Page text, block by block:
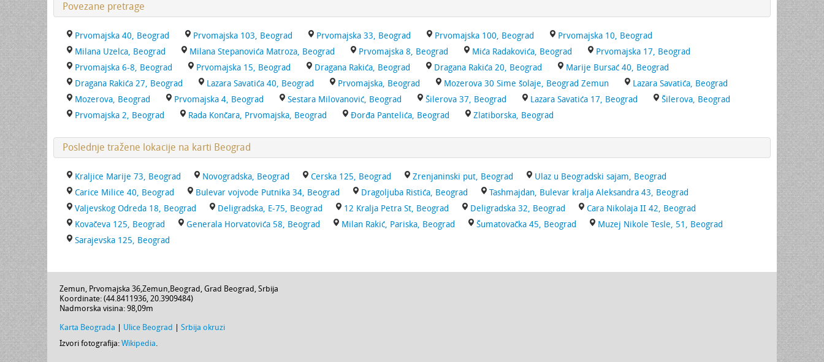
Povezane pretrage
Prvomajska 40, Beograd Prvomajska 103, Beograd Prvomajska 33, Beograd Prvomajska 100, Beograd
Prvomajska 10, Beograd
Milana Uzelca, Beograd
Milana Stepanovića Matroza, Beograd Prvomajska 8, Beograd Mića Radakovića, Beograd
Prvomajska 17, Beograd
Prvomajska 6-8, Beograd
Prvomajska 15, Beograd Dragana Rakića, Beograd Dragana Rakića 20, Beograd
Marije Bursać 40, Beograd
Dragana Rakića 27, Beograd
Lazara Savatića 40, Beograd Prvomajska, Beograd Mozerova 30 Sime šolaje, Beograd Zemun
Lazara Savatića, Beograd
Mozerova, Beograd
Prvomajska 4, Beograd Sestara Milovanović, Beograd Šilerova 37, Beograd Lazara Savatića 17, Beograd
Šilerova, Beograd
Prvomajska 2, Beograd
Rada Končara, Prvomajska, Beograd Đorđa Pantelića, Beograd Zlatiborska, Beograd
Poslednje tražene lokacije na karti Beograd
Kraljice Marije 73, Beograd Novogradska, Beograd Cerska 125, Beograd Zrenjaninski put, Beograd
Ulaz u Beogradski sajam, Beograd
Carice Milice 40, Beograd
Bulevar vojvode Putnika 34, Beograd Dragoljuba Ristića, Beograd
Tashmajdan, Bulevar kralja Aleksandra 43, Beograd
Valjevskog Odreda 18, Beograd
Deligradska, E-75, Beograd 12 Kralja Petra St, Beograd Deligradska 32, Beograd
Cara Nikolaja II 42, Beograd
Kovačeva 125, Beograd
Generala Horvatovića 58, Beograd Milan Rakić, Pariska, Beograd Šumatovačka 45, Beograd
Muzej Nikole Tesle, 51, Beograd
Sarajevska 125, Beograd
Zemun, Prvomajska 36,Zemun,Beograd, Grad Beograd, Srbija
Koordinate: (44.8411936, 20.3909484)
Nadmorska visina: 98,09m
Karta Beograda Ulice Beograd
Srbija okruzi
Izvori fotografija: Wikipedia.